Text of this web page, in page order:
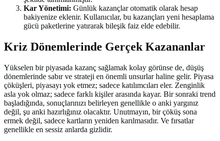
Kar Yönetimi: Günlük kazançlar otomatik olarak hesap
bakiyenize eklenir. Kullanıcılar, bu kazançları yeni hesaplama
gücü paketlerine yatırarak bileşik faiz elde edebilir.
Kriz Dönemlerinde Gerçek Kazananlar
Yükselen bir piyasada kazanç sağlamak kolay görünse de, düşüş
dönemlerinde sabır ve strateji en önemli unsurlar haline gelir. Piyasa
çöküşleri, piyasayı yok etmez; sadece katılımcıları eler. Zenginlik
asla yok olmaz; sadece farklı kişiler arasında kayar. Bir sonraki trend
başladığında, sonuçlarınızı belirleyen genellikle o anki yargınız
değil, şu anki hazırlığınız olacaktır. Unutmayın, bir çöküş sona
ermek değil, sadece kartların yeniden karılmasıdır. Ve fırsatlar
genellikle en sessiz anlarda gizlidir.